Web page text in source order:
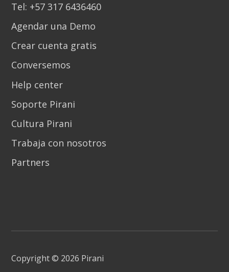
Tel: +57 317 6436460
Agendar una Demo
Crear cuenta gratis
Conversemos
Help center
Soporte Pirani
Cultura Pirani
Trabaja con nosotros
Partners
Copyright © 2026 Pirani